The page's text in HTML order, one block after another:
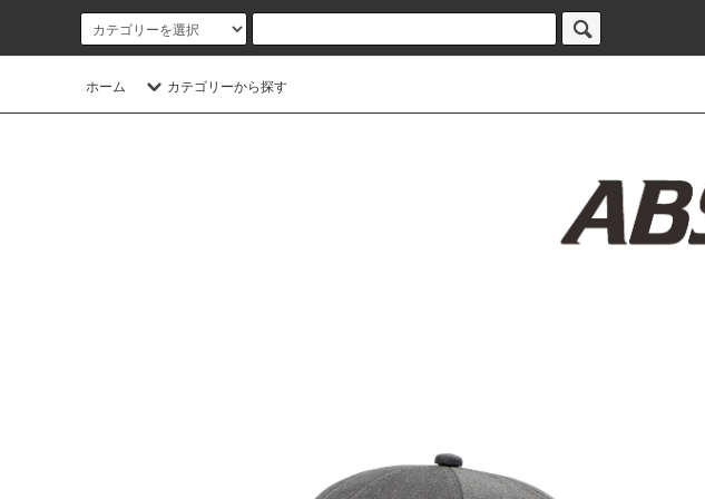
ホーム カテゴリーから探す